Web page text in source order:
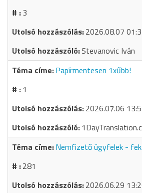
3
2026.08.07
Stevanovic Iván
Papírmentesen 1xűbb!
1
2026.07.06
Nemfizető ügyfelek -
281
2026.06.29